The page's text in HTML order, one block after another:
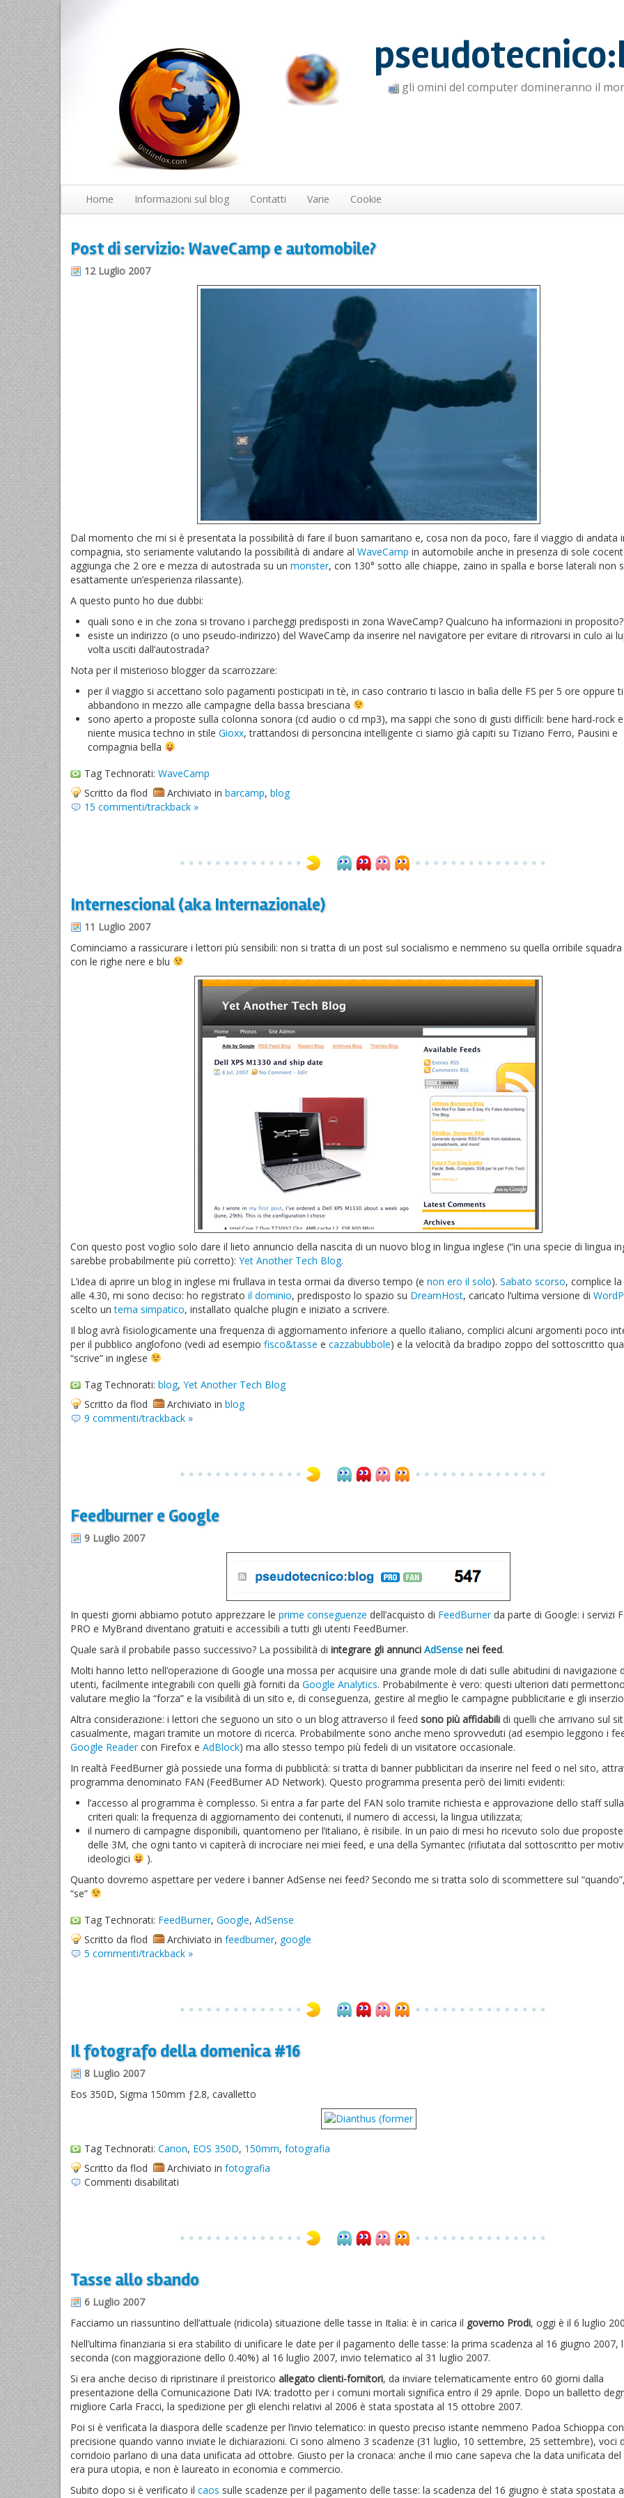
gli omini del computer domineranno il
Home Informazioni sul blog Contatti Varie Cookie
Post di servizio: WaveCamp e automobile?
12 Luglio 2007
Dal momento che mi si è presentata la possibilità di fare il buon samaritano e, cosa non da poco, fare il viaggio di andata
compagnia, sto seriamente valutando la possibilità di andare al WaveCamp in automobile anche in presenza di sole
aggiunga che 2 ore e mezza di autostrada su un monster, con 130° sotto alle chiappe, zaino in spalla e borse laterali non
esattamente un’esperienza rilassante).
A questo punto ho due dubbi:
quali sono e in che zona si trovano i parcheggi predisposti in zona WaveCamp? Qualcuno ha informazioni in proposito?
esiste un indirizzo (o uno pseudo-indirizzo) del WaveCamp da inserire nel navigatore per evitare di ritrovarsi in culo ai
volta usciti dall’autostrada?
Nota per il misterioso blogger da scarrozzare:
per il viaggio si accettano solo pagamenti posticipati in tè, in caso contrario ti lascio in balìa delle FS per 5 ore oppure ti
abbandono in mezzo alle campagne della bassa bresciana
sono aperto a proposte sulla colonna sonora (cd audio o cd mp3), ma sappi che sono di gusti difficili: bene hard-rock
niente musica techno in stile Gioxx, trattandosi di personcina intelligente ci siamo già capiti su Tiziano Ferro, Pausini e
compagnia bella
Tag Technorati: WaveCamp
Scritto da flod
Archiviato in barcamp, blog
15 commenti/trackback »
Internescional (aka Internazionale)
11 Luglio 2007
Cominciamo a rassicurare i lettori più sensibili: non si tratta di un post sul socialismo e nemmeno su quella orribile
con le righe nere e blu
Con questo post voglio solo dare il lieto annuncio della nascita di un nuovo blog in lingua inglese (“in una specie di lingua
sarebbe probabilmente più corretto): Yet Another Tech Blog.
L’idea di aprire un blog in inglese mi frullava in testa ormai da diverso tempo (e non ero il solo). Sabato scorso, complice
alle 4.30, mi sono deciso: ho registrato il dominio, predisposto lo spazio su DreamHost, caricato l’ultima versione di
scelto untema simpatico, installato qualche plugin e iniziato a scrivere.
Il blog avrà fisiologicamente una frequenza di aggiornamento inferiore a quello italiano, complici alcuni argomenti poco
per il pubblico anglofono (vedi ad esempio fisco&tasse e cazzabubbole) e la velocità da bradipo zoppo del sottoscritto
“scrive” in inglese
Tag Technorati: blog, Yet Another Tech Blog
Scritto da flod
Archiviato in blog
9 commenti/trackback »
Feedburner e Google
9 Luglio 2007
In questi giorni abbiamo potuto apprezzare le prime conseguenze dell’acquisto di FeedBurnerda parte di Google: i servizi
PRO e MyBrand diventano gratuiti e accessibili a tutti gli utenti FeedBurner.
Quale sarà il probabile passo successivo? La possibilità di integrare gli annunci AdSense nei feed.
Molti hanno letto nell’operazione di Google una mossa per acquisire una grande mole di dati sulle abitudini di navigazione
utenti, facilmente integrabili con quelli già forniti da Google Analytics. Probabilmente è vero: questi ulteriori dati
valutare meglio la “forza” e la visibilità di un sito e, di conseguenza, gestire al meglio le campagne pubblicitarie e gli
Altra considerazione: i lettori che seguono un sito o un blog attraverso il feed sono più affidabili di quelli che arrivano sul
casualmente, magari tramite un motore di ricerca. Probabilmente sono anche meno sprovveduti (ad esempio leggono i
Google Readercon Firefox e AdBlock) ma allo stesso tempo più fedeli di un visitatore occasionale.
In realtà FeedBurner già possiede una forma di pubblicità: si tratta di banner pubblicitari da inserire nel feed o nel sito,
programma denominato FAN (FeedBurner AD Network). Questo programma presenta però dei limiti evidenti:
l’accesso al programma è complesso. Si entra a far parte del FAN solo tramite richiesta e approvazione dello staff
criteri quali: la frequenza di aggiornamento dei contenuti, il numero di accessi, la lingua utilizzata;
il numero di campagne disponibili, quantomeno per l’italiano, è risibile. In un paio di mesi ho ricevuto solo due
delle 3M, che ogni tanto vi capiterà di incrociare nei miei feed, e una della Symantec (rifiutata dal sottoscritto per
ideologici
).
Quanto dovremo aspettare per vedere i banner AdSense nei feed? Secondo me si tratta solo di scommettere sul
“se”
Tag Technorati: FeedBurner, Google, AdSense
Scritto da flod
Archiviato in feedburner, google
5 commenti/trackback »
Il fotografo della domenica #16
8 Luglio 2007
Eos 350D, Sigma 150mm ƒ2.8, cavalletto
Tag Technorati: Canon, EOS 350D, 150mm, fotografia
Scritto da flod
Archiviato in fotografia
Commenti disabilitati
domenica
Tasse allo sbando
6 Luglio 2007
Facciamo un riassuntino dell’attuale (ridicola) situazione delle tasse in Italia: è in carica il governo Prodi, oggi è il 6 luglio
Nell’ultima finanziaria si era stabilito di unificare le date per il pagamento delle tasse: la prima scadenza al 16 giugno 2007,
seconda (con maggiorazione dello 0.40%) al 16 luglio 2007, invio telematico al 31 luglio 2007.
Si era anche deciso di ripristinare il preistorico allegato clienti-fornitori, da inviare telematicamente entro 60 giorni dalla
presentazione della Comunicazione Dati IVA: tradotto per i comuni mortali significa entro il 29 aprile. Dopo un balletto
migliore Carla Fracci, la spedizione per gli elenchi relativi al 2006 è stata spostata al 15 ottobre 2007.
Poi si è verificata la diaspora delle scadenze per l’invio telematico: in questo preciso istante nemmeno Padoa Schioppa
precisione quando vanno inviate le dichiarazioni. Ci sono almeno 3 scadenze (31 luglio, 10 settembre, 25 settembre), voci
corridoio parlano di una data unificata ad ottobre. Giusto per la cronaca: anche il mio cane sapeva che la data unificata del
era pura utopia, e non è laureato in economia e commercio.
Subito dopo si è verificato il caos sulle scadenze per il pagamento delle tasse: la scadenza del 16 giugno è stata spostata